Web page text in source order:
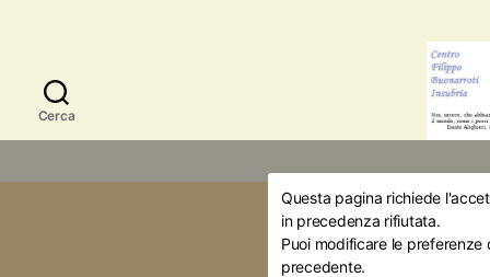
Cerca
Questa pagina richiede
in precedenza rifiutata.
Puoi modificare le
precedente.